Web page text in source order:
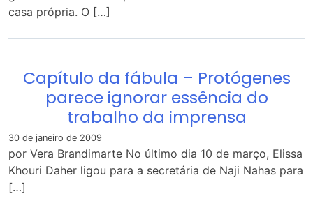
casa própria. O […]
Capítulo da fábula – Protógenes
parece ignorar essência do
trabalho da imprensa
30 de janeiro de 2009
por Vera Brandimarte No último dia 10 de março, Elissa
Khouri Daher ligou para a secretária de Naji Nahas para
[…]